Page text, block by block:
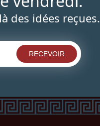
des idées reçues.
RECEVOIR